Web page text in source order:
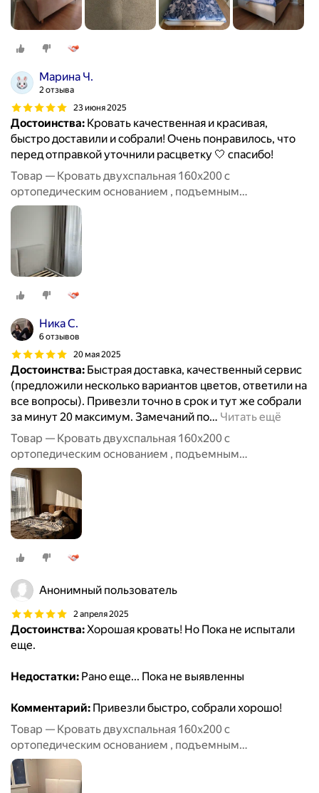
Марина Ч.
2 отзыва
23 июня 2025
Достоинства: Кровать качественная и красивая,
быстро доставили и собрали! Очень понравилось, что
перед отправкой уточнили расцветку 🤍 спасибо!
Товар — Кровать двухспальная 160х200 с
ортопедическим основанием , подъемным
механизмом и бельевым ящиком
Ника С.
6 отзывов
20 мая 2025
Достоинства: Быстрая доставка, качественный сервис
(предложили несколько вариантов цветов, ответили на
все вопросы). Привезли точно в срок и тут же собрали
за минут 20 максимум. Замечаний по… Читать ещё
Товар — Кровать двухспальная 160х200 с
ортопедическим основанием , подъемным
механизмом и бельевым ящиком
Анонимный пользователь
2 апреля 2025
Достоинства:Хорошая кровать! Но Пока не испытали
еще.
Недостатки: Рано еще... Пока не выявленны
Комментарий: Привезли быстро, собрали хорошо!
Товар — Кровать двухспальная 160х200 с
ортопедическим основанием , подъемным
механизмом и бельевым ящиком